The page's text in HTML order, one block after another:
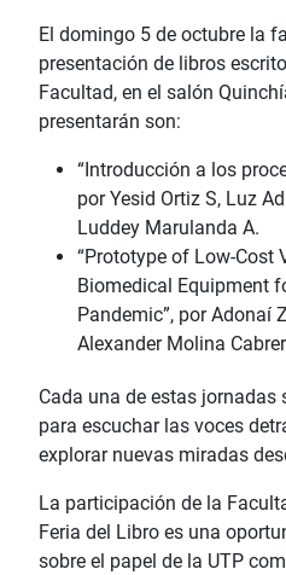
El domingo 5 de octubre la
presentación de libros
Facultad, en el salón
presentarán son:
“Introducción a los
por Yesid Ortiz S, Luz
Luddey Marulanda A.
“Prototype of Low-Cost
Biomedical Equipment
Pandemic”, por Adonaí
Alexander Molina
Cada una de estas jornadas
para escuchar las voces
explorar nuevas miradas
La participación de la
Feria del Libro es una
sobre el papel de la UTP